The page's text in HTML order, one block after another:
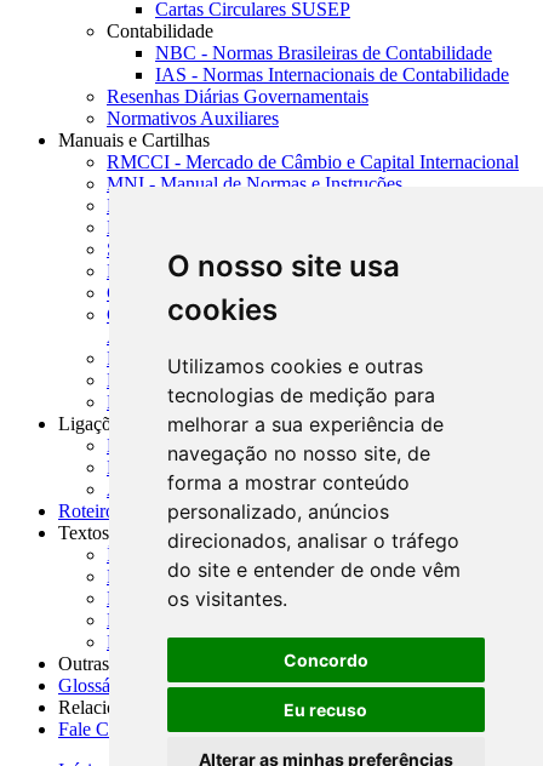
O nosso site usa
cookies
Utilizamos cookies e outras
tecnologias de medição para
melhorar a sua experiência de
navegação no nosso site, de
forma a mostrar conteúdo
personalizado, anúncios
direcionados, analisar o tráfego
do site e entender de onde vêm
os visitantes.
Concordo
Eu recuso
Alterar as minhas preferências
Cartas Circulares SUSEP
Contabilidade
NBC - Normas Brasileiras de Contabilidade
IAS - Normas Internacionais de Contabilidade
Resenhas Diárias Governamentais
Normativos Auxiliares
Manuais e Cartilhas
RMCCI - Mercado de Câmbio e Capital Internacional
MNI - Manual de Normas e Instruções
MTVM - Manual de Títulos e Valores Mobiliários
MCR - Manual de Crédito Rural
SISORF - Manual de Organização do SFN
MASUP - Manual de Supervisão Bancária
CADOC - Catálogo de Documentos
CNAE-CONCLA - Classificação Nacional de
Atividades Econômicas
PMF - Cartilhas do BCB
Manuais Auxiliares do BCB e Cosif-e
Resenhas Diárias Governamentais
Ligações Externas
Links Úteis
Presidência da República
Agências Nacionais Reguladoras
Roteiros para Estudos
Textos
Índice de Textos
Editorial
Monografias
Na Imprensa
Fórum de Discussão
Outras ferramentas
Glossário
Relacionamento
Fale Conosco